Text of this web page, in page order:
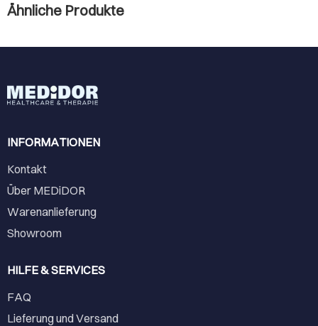
Ähnliche Produkte
INFORMATIONEN
Kontakt
Über MEDiDOR
Warenanlieferung
Showroom
HILFE & SERVICES
FAQ
Lieferung und Versand